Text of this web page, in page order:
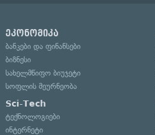
ეკონომიკა
ბანკები და ფინანსები
ბიზნესი
სახელმწიფო ბიუჯეტი
სოფლის მეურნეობა
Sci-Tech
ტექნოლოგიები
ინტერნეტი